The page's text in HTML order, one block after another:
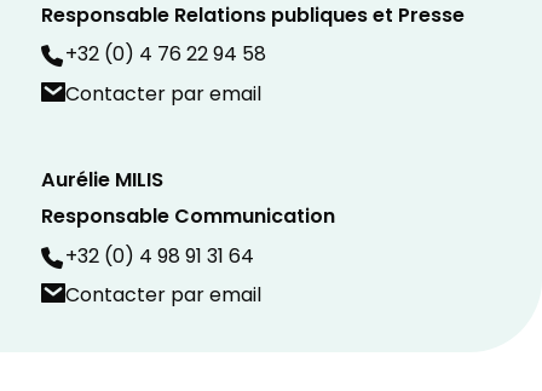
Responsable Relations publiques et Presse
+32 (0) 4 76 22 94 58
Contacter par email
Aurélie MILIS
Responsable Communication
+32 (0) 4 98 91 31 64
Contacter par email